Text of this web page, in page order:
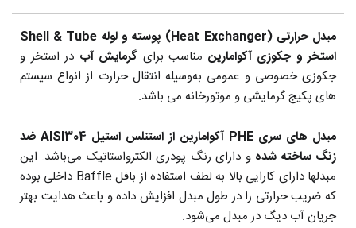
مبدل حرارتی (Heat Exchanger) پوسته و لوله Shell & Tube
استخر و جکوزی آکوامارین مناسب برای گرمایش آب در استخر و
جکوزی خصوصی و عمومی به‌وسیله انتقال حرارت از انواع سیستم
های پکیج گرمایشی و موتورخانه می باشد.
مبدل های سری PHE آکوامارین از استنلس استیل AISI304 ضد
زنگ ساخته شدهو دارای رنگ پودری الکترواستاتیک می‌باشد. این
مبدلها دارای کارایی بالا به لطف استفاده از بافل Baffle داخلی بوده
که ضریب حرارتی را در طول مبدل افزایش داده و باعث هدایت بهتر
جریان آب دیگ در مبدل می‌شود.